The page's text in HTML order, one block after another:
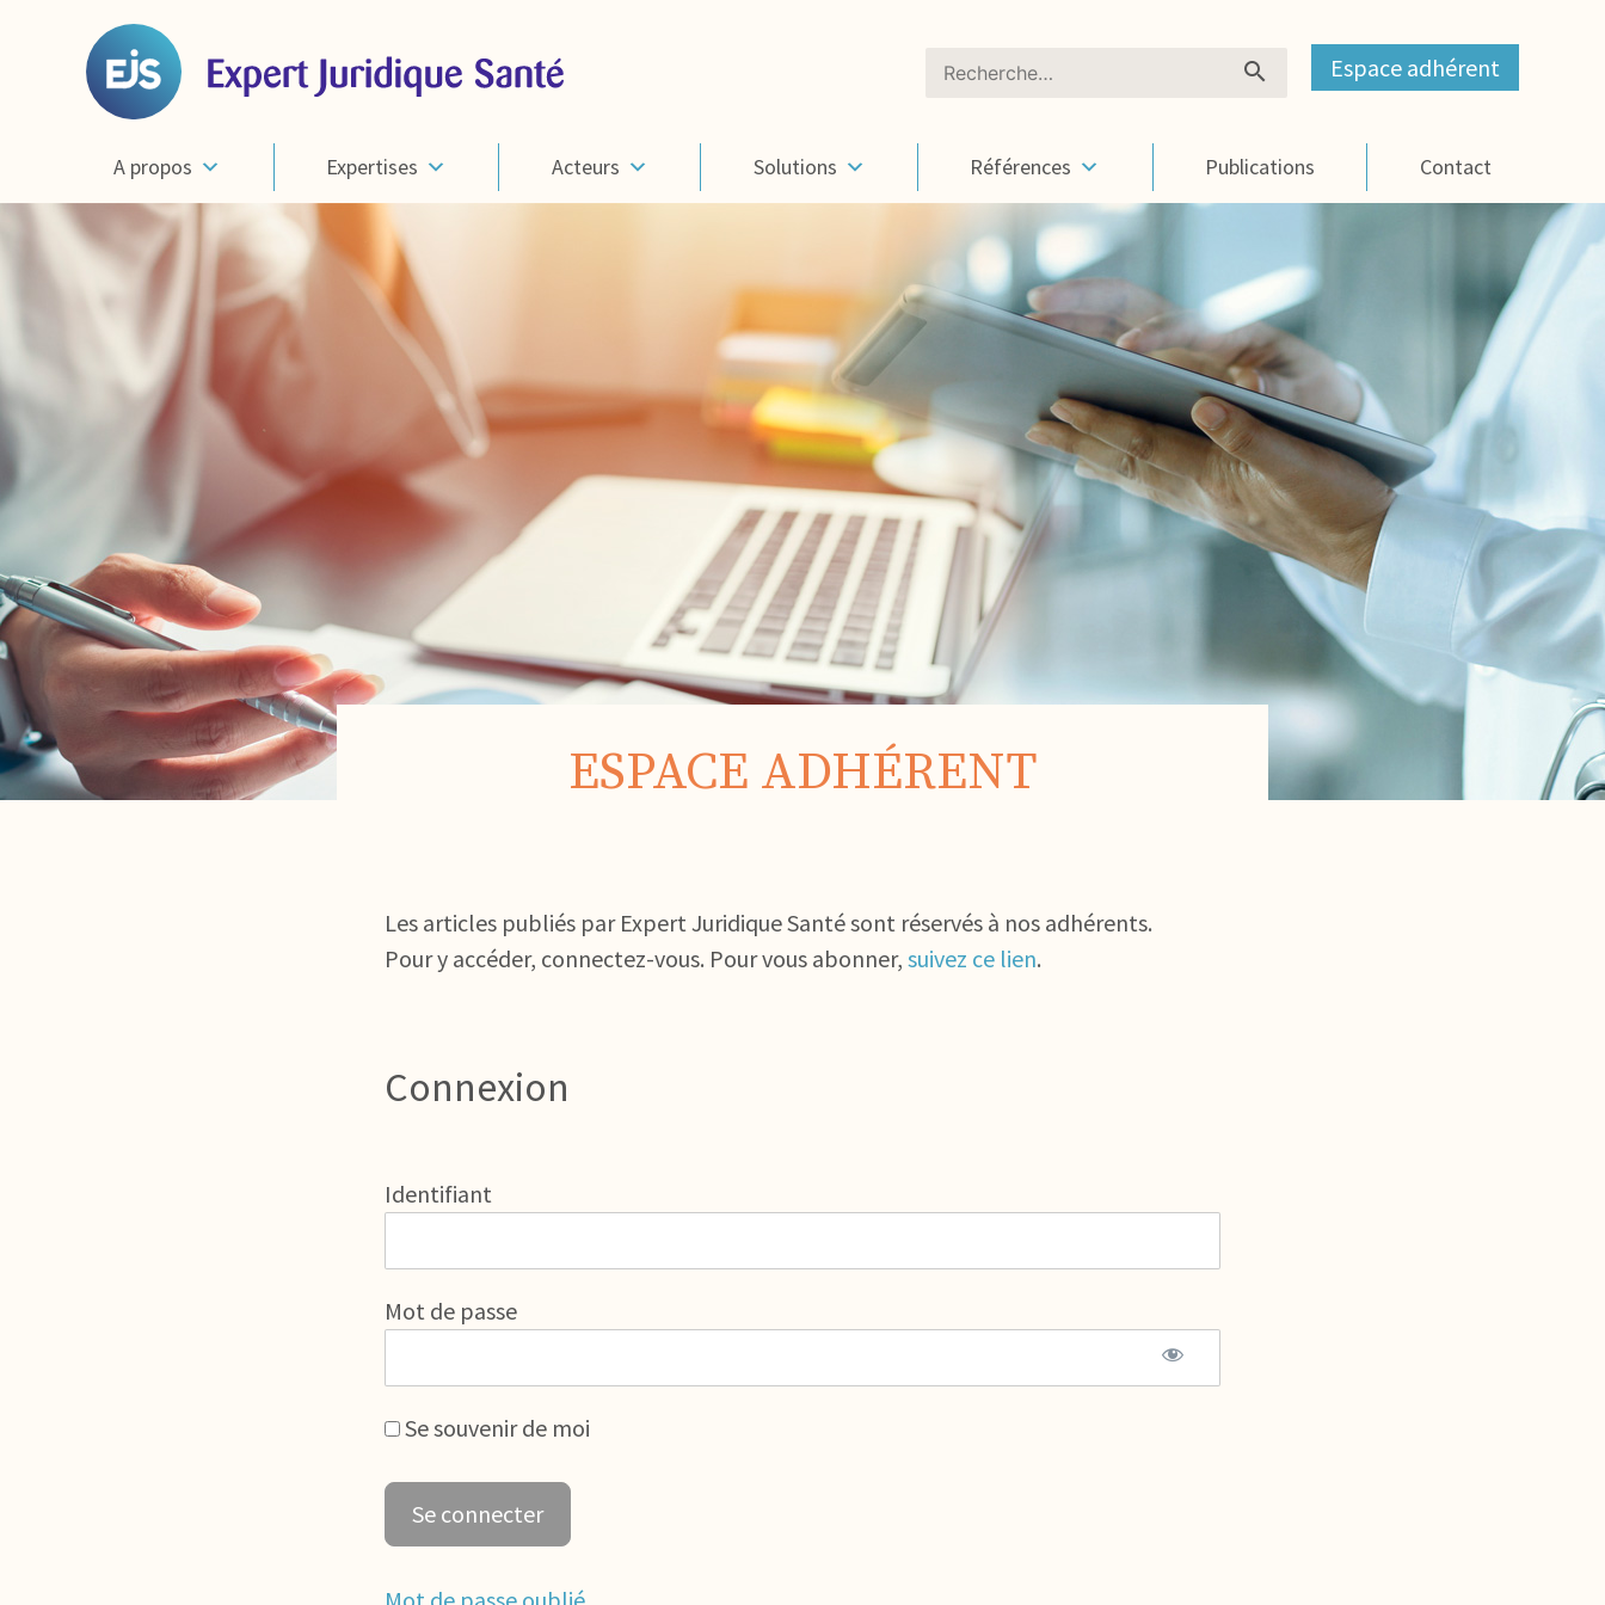
Rechercher : Espace adhérent
A propos Expertises Acteurs Solutions Références Publications Contact
ESPACE ADHÉRENT
Les articles publiés par Expert Juridique Santé sont réservés à nos adhérents.
Pour y accéder, connectez-vous. Pour vous abonner, suivez ce lien.
Connexion
Identifiant
Mot de passe
Se souvenir de moi